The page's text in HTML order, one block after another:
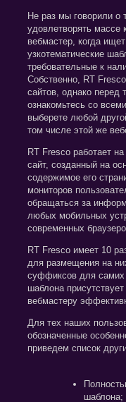
Не раз мы говорили
удовлетворять массе
вебмастер, когда
узкотематические
требовательные к
Собственно, RT
сайтов, однако перед
ознакомьтесь со
выберете любой
том числе этой же
RT Fresco работает
сайт, созданный на
содержимое его
мониторов
обращаться за
любых мобильных
современных
RT Fresco имеет 10
для размещения на
суффиксов для самих
шаблона присутствует
вебмастеру
Для тех наших
обозначенные
приведем список
шаблона;